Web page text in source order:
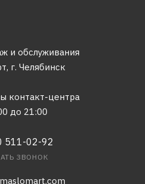
и обслуживания
г. Челябинск
контакт-центра
до 21:00
511-02-92
ЗВОНОК